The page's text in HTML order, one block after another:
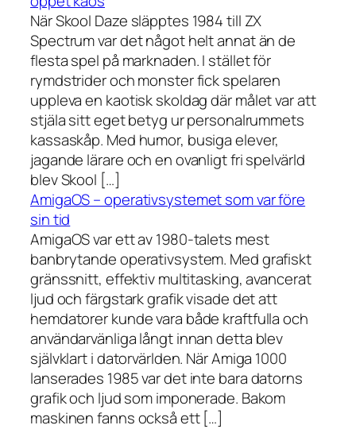
När Skool Daze släpptes 1984 till ZX
Spectrum var det något helt annat än de
flesta spel på marknaden. I stället för
rymdstrider och monster fick spelaren
uppleva en kaotisk skoldag där målet var att
stjäla sitt eget betyg ur personalrummets
kassaskåp. Med humor, busiga elever,
jagande lärare och en ovanligt fri spelvärld
blev Skool […]
AmigaOS – operativsystemet som var före
sin tid
AmigaOS var ett av 1980-talets mest
banbrytande operativsystem. Med grafiskt
gränssnitt, effektiv multitasking, avancerat
ljud och färgstark grafik visade det att
hemdatorer kunde vara både kraftfulla och
användarvänliga långt innan detta blev
självklart i datorvärlden. När Amiga 1000
lanserades 1985 var det inte bara datorns
grafik och ljud som imponerade. Bakom
maskinen fanns också ett […]